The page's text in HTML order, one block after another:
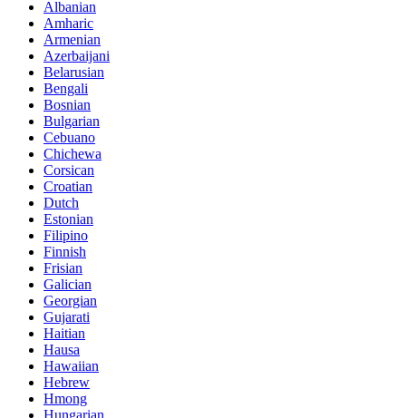
Albanian
Amharic
Armenian
Azerbaijani
Belarusian
Bengali
Bosnian
Bulgarian
Cebuano
Chichewa
Corsican
Croatian
Dutch
Estonian
Filipino
Finnish
Frisian
Galician
Georgian
Gujarati
Haitian
Hausa
Hawaiian
Hebrew
Hmong